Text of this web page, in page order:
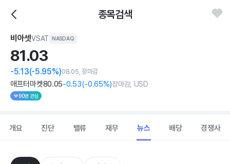
종목검색
비아셋VSAT NASDAQ
81.03
-5.13(-5.95%)08.05, 장마감
애프터마켓80.05-0.53(-0.65%)장마감, USD
90명 관심
개요 진단 밸류 재무 뉴스 배당 경쟁사